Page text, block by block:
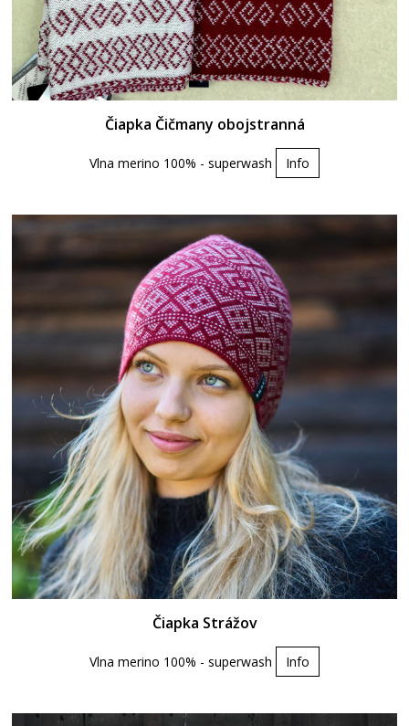
Čiapka Čičmany obojstranná
Vlna merino 100% - superwash Info
Čiapka Strážov
Vlna merino 100% - superwash Info